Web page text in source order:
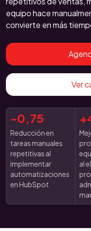
equipo hace
convierte en más
Ver
-0,75
Reducción en
tareas manuales
repetitivas al
implementar
automatizaciones
en HubSpot
al